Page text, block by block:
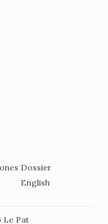
Dossier
English
Le Pat